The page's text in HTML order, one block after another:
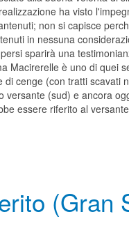
ha visto
non si capisce
in nessuna
sparirà una
Macirerelle è uno di
cenge (con tratti
(sud) e ancora
essere riferito al
(Gran